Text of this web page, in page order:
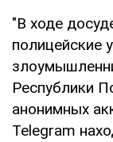
"В ходе
полицейские
Республики
анонимных
Telegram